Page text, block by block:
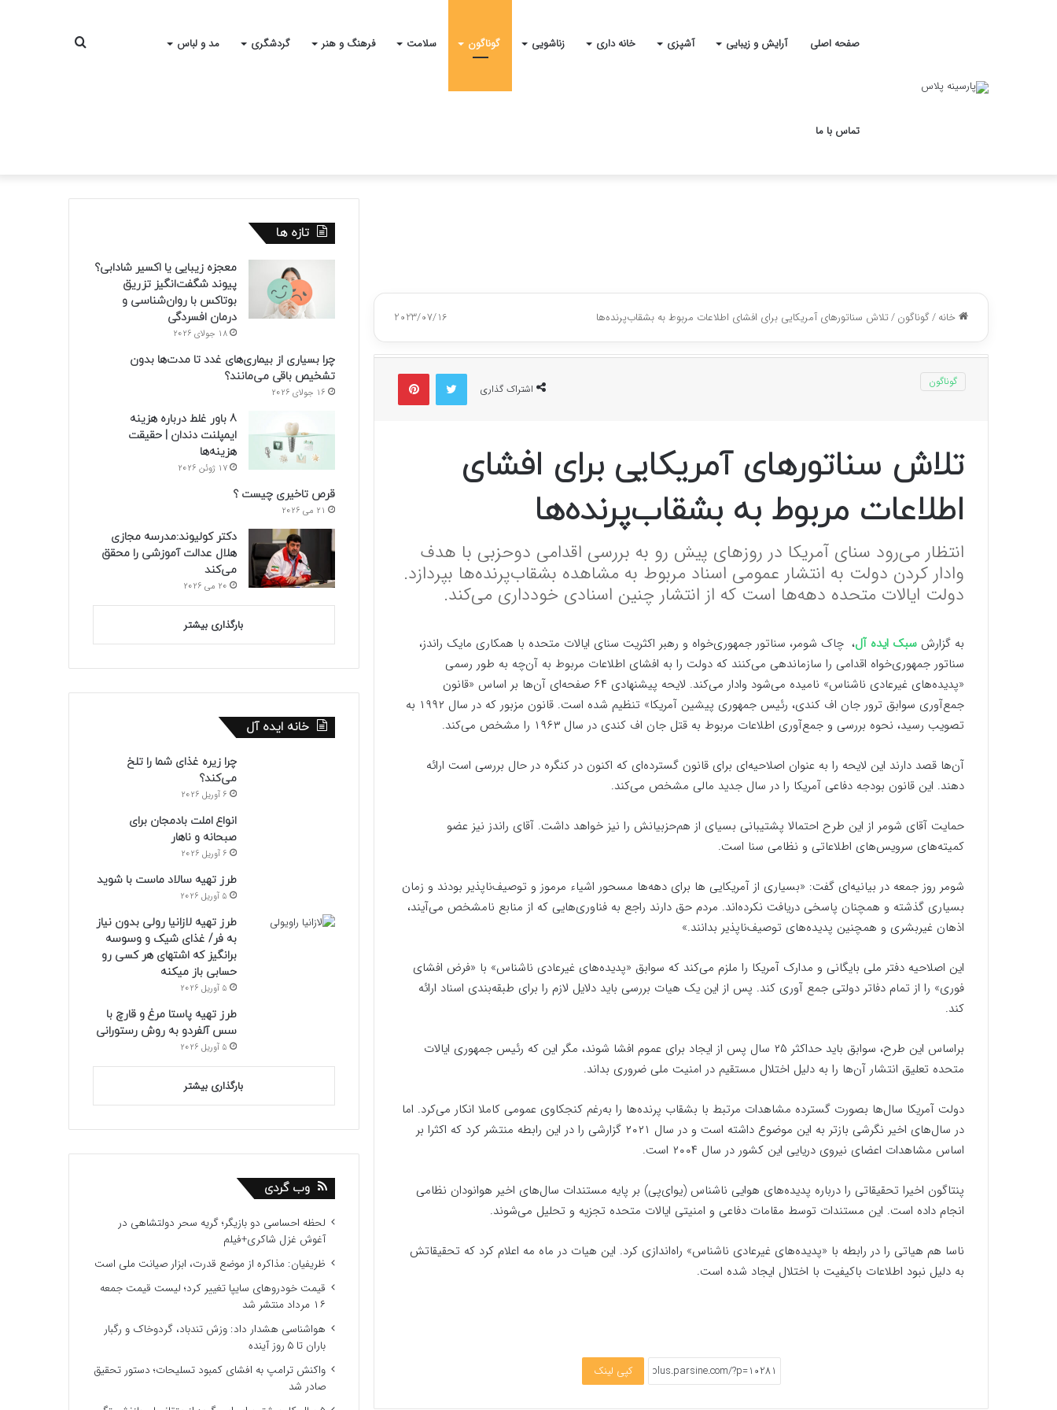
صفحه اصلی آرایش و زیبایی آشپزی خانه داری زناشویی گوناگون سلامت فرهنگ و هنر گردشگری مد و لباس
تماس با ما
جستجو
خانه/گوناگون/تلاش سناتورهای آمریکایی برای افشای اطلاعات مربوط به بشقاب‌پرنده‌ها 2023/07/16
اشتراک گذاری
توییتر پینتریست
گوناگون
تلاش سناتورهای آمریکایی برای افشای
اطلاعات مربوط به بشقاب‌پرنده‌ها
انتظار می‌رود سنای آمریکا در روزهای پیش رو به بررسی اقدامی دوحزبی با هدف
وادار کردن دولت به انتشار عمومی اسناد مربوط به مشاهده بشقاب‌پرنده‌ها بپردازد.
دولت ایالات متحده دهه‌ها است که از انتشار چنین اسنادی خودداری می‌کند.
به گزارش سبک ایده آل، چاک شومر، سناتور جمهوری‌خواه و رهبر اکثریت سنای ایالات متحده با همکاری مایک راندز،
سناتور جمهوری‌خواه اقدامی را سازماندهی می‌کنند که دولت را به افشای اطلاعات مربوط به آن‌چه به طور رسمی
«پدیده‌های غیرعادی ناشناس» نامیده می‌شود وادار می‌کند. لایحه پیشنهادی ۶۴ صفحه‌ای آن‌ها بر اساس «قانون
جمع‌آوری سوابق ترور جان اف‌ کندی، رئیس جمهوری پیشین آمریکا» تنظیم شده است. قانون مزبور که در سال ۱۹۹۲ به
تصویب رسید، نحوه بررسی و جمع‌آوری اطلاعات مربوط به قتل جان اف کندی در سال ۱۹۶۳ را مشخص می‌کند.
آن‌ها قصد دارند این لایحه‌ را به عنوان اصلاحیه‌ای برای قانون گسترده‌ای که اکنون در کنگره در حال بررسی است ارائه
دهند. این قانون بودجه دفاعی آمریکا را در سال جدید مالی مشخص می‌کند.
حمایت آقای شومر از این طرح احتمالا پشتیبانی بسیای از هم‌حزبیانش را نیز خواهد داشت. آقای راندز نیز عضو
کمیته‌های سرویس‌های اطلاعاتی و نظامی سنا است.
شومر روز جمعه در بیانیه‌ای گفت: «بسیاری از آمریکایی ها برای دهه‌ها مسحور اشیاء مرموز و توصیف‌ناپذیر بودند و زمان
بسیاری گذشته و همچنان پاسخی دریافت نکرده‌اند. مردم حق دارند راجع به فناوری‌هایی که از منابع نامشخص می‌آیند،
اذهان غیربشری و همچنین پدیده‌های توصیف‌ناپذیر بدانند.»
این اصلاحیه دفتر ملی بایگانی و مدارک آمریکا را ملزم می‌کند که سوابق «پدیده‌های غیرعادی ناشناس» با «فرض افشای
فوری» را از تمام دفاتر دولتی جمع آوری کند. پس از این یک هیات بررسی باید دلایل لازم را برای طبقه‌بندی اسناد ارائه
کند.
براساس این طرح، سوابق باید حداکثر ۲۵ سال پس از ایجاد برای عموم افشا شوند، مگر این که رئیس جمهوری ایالات
متحده تعلیق انتشار آن‌ها را به دلیل اختلال مستقیم در امنیت ملی ضروری بداند.
دولت آمریکا سال‌ها بصورت گسترده مشاهدات مرتبط با بشقاب‌ پرنده‌ها را به‌رغم کنجکاوی عمومی کاملا انکار می‌کرد. اما
در سال‌های اخیر نگرشی بازتر به این موضوع داشته است و در سال ۲۰۲۱ گزارشی را در این رابطه منتشر کرد که اکثرا بر
اساس مشاهدات اعضای نیروی دریایی این کشور در سال ۲۰۰۴ است.
پنتاگون اخیرا تحقیقاتی را درباره پدیده‌های هوایی ناشناس (یو‌ای‌پی‌) بر پایه مستندات سال‌های اخیر هوانودان نظامی
انجام داده است. این مستندات توسط مقامات دفاعی و امنیتی ایالات متحده تجزیه و تحلیل می‌شوند.
ناسا هم هیاتی را در رابطه با «پدیده‌های غیرعادی ناشناس» راه‌اندازی کرد. این هیات در ماه مه اعلام کرد که تحقیقاتش
به دلیل نبود اطلاعات باکیفیت با اختلال ایجاد شده است.
کپی لینک
تازه ها
معجزه زیبایی یا اکسیر شادابی؟
پیوند شگفت‌انگیز تزریق
بوتاکس با روان‌شناسی و
درمان افسردگی
18 جولای 2026
چرا بسیاری از بیماری‌های غدد تا مدت‌ها بدون
تشخیص باقی می‌مانند؟
16 جولای 2026
8 باور غلط درباره هزینه
ایمپلنت دندان | حقیقت
هزینه‌ها
17 ژوئن 2026
قرص تاخیری چیست ؟
21 می 2026
دکتر کولیوند:مدرسه مجازی
هلال عدالت آموزشی را محقق
می‌کند
20 می 2026
بارگذاری بیشتر
خانه ایده آل
چرا زیره غذای شما را تلخ
می‌کند؟
6 آوریل 2026
انواع املت بادمجان برای
صبحانه و ناهار
6 آوریل 2026
طرز تهیه سالاد ماست با شوید
5 آوریل 2026
طرز تهیه لازانیا رولی بدون نیاز
به فر/ غذای شیک و وسوسه
برانگیز که اشتهای هر کسی رو
حسابی باز میکنه
5 آوریل 2026
طرز تهیه پاستا مرغ و قارچ با
سس آلفردو به روش رستورانی
5 آوریل 2026
بارگذاری بیشتر
وب گردی
لحظه احساسی دو بازیگر؛ گریه سحر دولتشاهی در
آغوش غزل شاکری+فیلم
ظریفیان: مذاکره از موضع قدرت، ابزار صیانت ملی است
قیمت خودروهای سایپا تغییر کرد؛ لیست قیمت جمعه
۱۶ مرداد منتشر شد
هواشناسی هشدار داد: وزش تندباد، گردوخاک و رگبار
باران تا ۵ روز آینده
واکنش ترامپ به افشای کمبود تسلیحات؛ دستور تحقیق
صادر شد